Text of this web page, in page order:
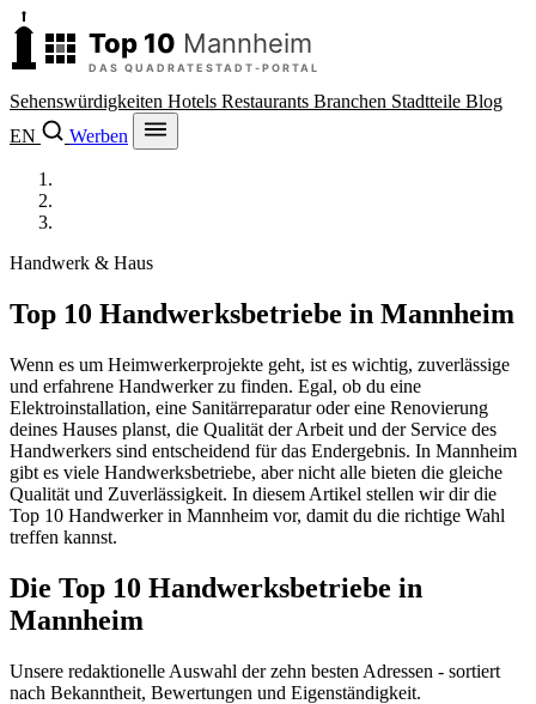
Sehenswürdigkeiten Hotels Restaurants Branchen Stadtteile Blog
EN
Werben
Handwerk & Haus
Top 10 Handwerksbetriebe in Mannheim
Wenn es um Heimwerkerprojekte geht, ist es wichtig, zuverlässige
und erfahrene Handwerker zu finden. Egal, ob du eine
Elektroinstallation, eine Sanitärreparatur oder eine Renovierung
deines Hauses planst, die Qualität der Arbeit und der Service des
Handwerkers sind entscheidend für das Endergebnis. In Mannheim
gibt es viele Handwerksbetriebe, aber nicht alle bieten die gleiche
Qualität und Zuverlässigkeit. In diesem Artikel stellen wir dir die
Top 10 Handwerker in Mannheim vor, damit du die richtige Wahl
treffen kannst.
Die Top 10 Handwerksbetriebe in
Mannheim
Unsere redaktionelle Auswahl der zehn besten Adressen - sortiert
nach Bekanntheit, Bewertungen und Eigenständigkeit.